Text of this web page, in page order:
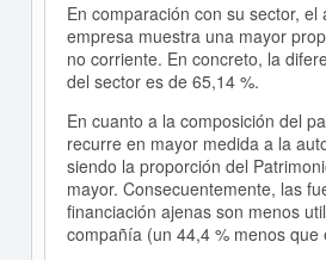
En comparación con su sector, el
empresa muestra una mayor
no corriente. En concreto, la
del sector es de 65,14 %.
En cuanto a la composición del
recurre en mayor medida a la
siendo la proporción del
mayor. Consecuentemente, las
financiación ajenas son menos
compañía (un 44,4 % menos que